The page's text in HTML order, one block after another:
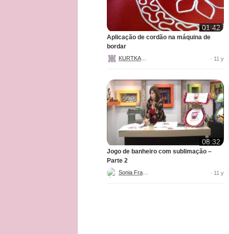
01:42
Aplicação de cordão na máquina de
bordar
· 11 y
08:32
Jogo de banheiro com sublimação –
Parte 2
· 11 y